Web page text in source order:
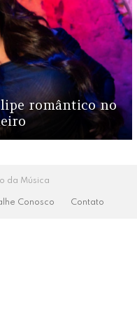
romântico no
da Música
Conosco Contato